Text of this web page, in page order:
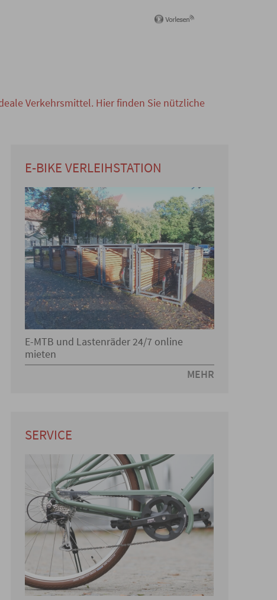
Verkehrsmittel. Hier finden Sie nützliche
E-BIKE VERLEIHSTATION
E-MTB und Lastenräder 24/7 online
mieten
MEHR
SERVICE